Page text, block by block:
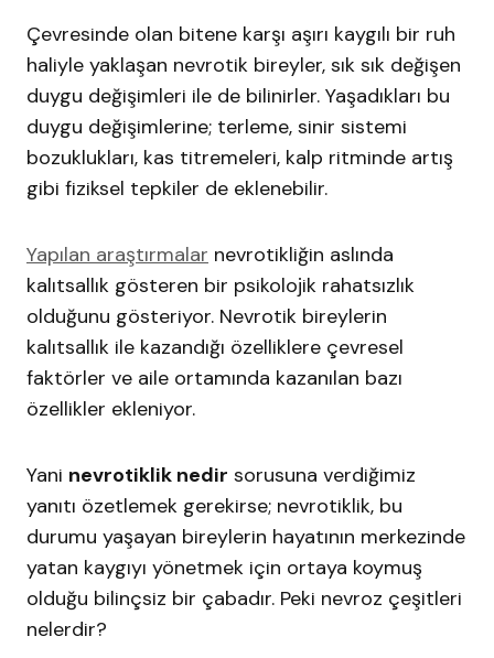
Çevresinde olan bitene karşı aşırı kaygılı bir ruh
haliyle yaklaşan nevrotik bireyler, sık sık değişen
duygu değişimleri ile de bilinirler. Yaşadıkları bu
duygu değişimlerine; terleme, sinir sistemi
bozuklukları, kas titremeleri, kalp ritminde artış
gibi fiziksel tepkiler de eklenebilir.
Yapılan araştırmalar nevrotikliğin aslında
kalıtsallık gösteren bir psikolojik rahatsızlık
olduğunu gösteriyor. Nevrotik bireylerin
kalıtsallık ile kazandığı özelliklere çevresel
faktörler ve aile ortamında kazanılan bazı
özellikler ekleniyor.
Yani nevrotiklik nedir sorusuna verdiğimiz
yanıtı özetlemek gerekirse; nevrotiklik, bu
durumu yaşayan bireylerin hayatının merkezinde
yatan kaygıyı yönetmek için ortaya koymuş
olduğu bilinçsiz bir çabadır. Peki nevroz çeşitleri
nelerdir?